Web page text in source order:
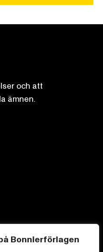
Bonnierförlagen
och att
ämnen.